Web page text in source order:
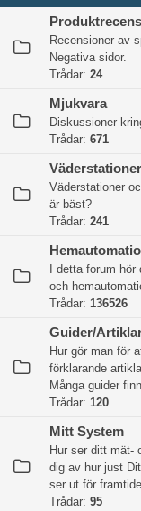
Recensioner av
Negativa sidor.
Trådar: 24
Mjukvara
Diskussioner
Trådar: 671
Väderstationer
Väderstationer
är bäst?
Trådar: 241
I detta forum
och
Trådar: 136526
Guider/
Hur gör man för
förklarande
Många guider
Trådar: 120
Mitt System
Hur ser ditt mät-
dig av hur just
ser ut för
Trådar: 95